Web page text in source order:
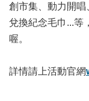
歷
年
文
節
創市集、動力開唱
兌換紀念毛巾...等
喔。
詳情請上活動官網